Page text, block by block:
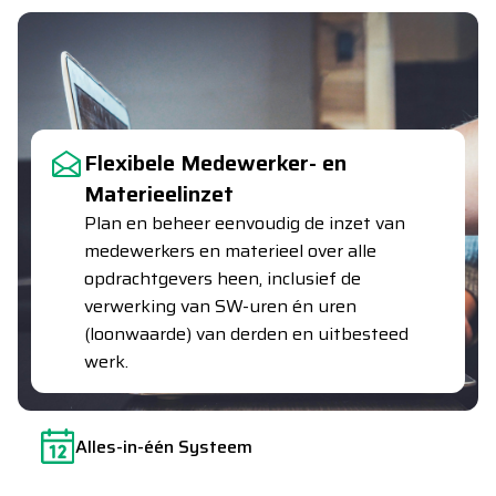
Alles-in-één Systeem
Flexibele Medewerker- en
Materieelinzet
Plan en beheer eenvoudig de inzet van
medewerkers en materieel over alle
opdrachtgevers heen, inclusief de
verwerking van SW-uren én uren
(loonwaarde) van derden en uitbesteed
werk.